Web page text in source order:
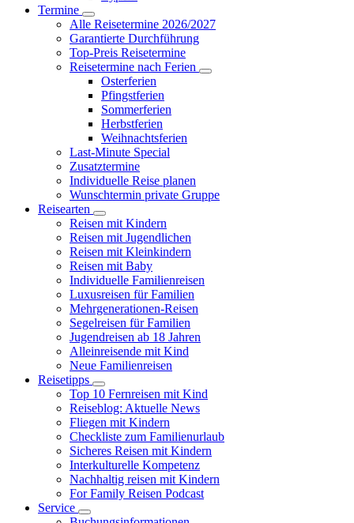
Termine
Alle Reisetermine 2026/2027
Garantierte Durchführung
Top-Preis Reisetermine
Reisetermine nach Ferien
Osterferien
Pfingstferien
Sommerferien
Herbstferien
Weihnachtsferien
Last-Minute Special
Zusatztermine
Individuelle Reise planen
Wunschtermin private Gruppe
Reisearten
Reisen mit Kindern
Reisen mit Jugendlichen
Reisen mit Kleinkindern
Reisen mit Baby
Individuelle Familienreisen
Luxusreisen für Familien
Mehrgenerationen-Reisen
Segelreisen für Familien
Jugendreisen ab 18 Jahren
Alleinreisende mit Kind
Neue Familienreisen
Reisetipps
Top 10 Fernreisen mit Kind
Reiseblog: Aktuelle News
Fliegen mit Kindern
Checkliste zum Familienurlaub
Sicheres Reisen mit Kindern
Interkulturelle Kompetenz
Nachhaltig reisen mit Kindern
For Family Reisen Podcast
Service